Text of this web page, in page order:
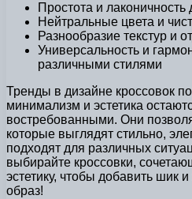
Простота и лаконичность
Нейтральные цвета и
Разнообразие текстур и
Универсальность и
различными стилями
Тренды в дизайне кроссовок
минимализм и эстетика
востребованными. Они
которые выглядят стильно,
подходят для различных
выбирайте кроссовки,
эстетику, чтобы добавить шик
образ!